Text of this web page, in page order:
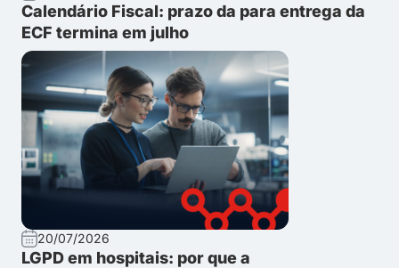
Calendário Fiscal: prazo da para entrega da
ECF termina em julho
20/07/2026
LGPD em hospitais: por que a